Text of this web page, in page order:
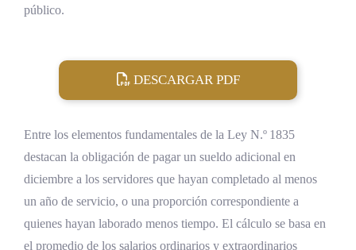
público.
DESCARGAR PDF
Entre los elementos fundamentales de la Ley N.º 1835
destacan la obligación de pagar un sueldo adicional en
diciembre a los servidores que hayan completado al menos
un año de servicio, o una proporción correspondiente a
quienes hayan laborado menos tiempo. El cálculo se basa en
el promedio de los salarios ordinarios y extraordinarios